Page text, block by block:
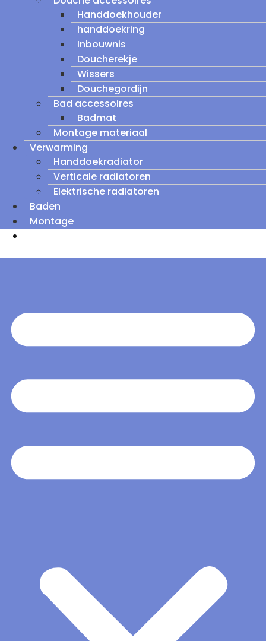
Handdoekhouder
handdoekring
Inbouwnis
Doucherekje
Wissers
Douchegordijn
Bad accessoires
Badmat
Montage materiaal
Verwarming
Handdoekradiator
Verticale radiatoren
Elektrische radiatoren
Baden
Montage